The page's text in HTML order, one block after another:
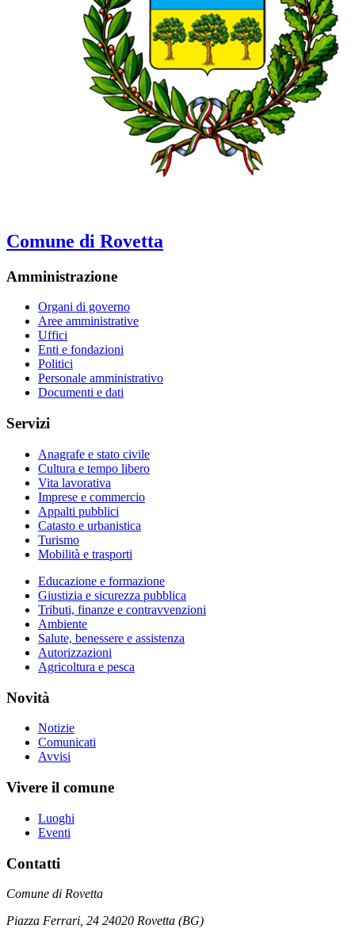
Comune di Rovetta
Amministrazione
Organi di governo
Aree amministrative
Uffici
Enti e fondazioni
Politici
Personale amministrativo
Documenti e dati
Servizi
Anagrafe e stato civile
Cultura e tempo libero
Vita lavorativa
Imprese e commercio
Appalti pubblici
Catasto e urbanistica
Turismo
Mobilità e trasporti
Educazione e formazione
Giustizia e sicurezza pubblica
Tributi, finanze e contravvenzioni
Ambiente
Salute, benessere e assistenza
Autorizzazioni
Agricoltura e pesca
Novità
Notizie
Comunicati
Avvisi
Vivere il comune
Luoghi
Eventi
Contatti
Comune di Rovetta
Piazza Ferrari, 24 24020 Rovetta (BG)